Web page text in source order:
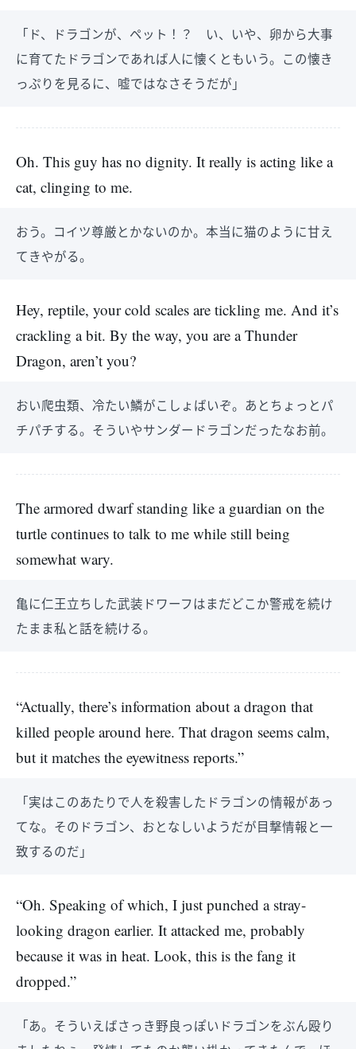
「ド、ドラゴンが、ペット！？ い、いや、卵から大事
に育てたドラゴンであれば人に懐くともいう。この懐き
っぷりを見るに、嘘ではなさそうだが」
Oh. This guy has no dignity. It really is acting like a
cat, clinging to me.
おう。コイツ尊厳とかないのか。本当に猫のように甘え
てきやがる。
Hey, reptile, your cold scales are tickling me. And it’s
crackling a bit. By the way, you are a Thunder
Dragon, aren’t you?
おい爬虫類、冷たい鱗がこしょばいぞ。あとちょっとパ
チパチする。そういやサンダードラゴンだったなお前。
The armored dwarf standing like a guardian on the
turtle continues to talk to me while still being
somewhat wary.
亀に仁王立ちした武装ドワーフはまだどこか警戒を続け
たまま私と話を続ける。
“Actually, there’s information about a dragon that
killed people around here. That dragon seems calm,
but it matches the eyewitness reports.”
「実はこのあたりで人を殺害したドラゴンの情報があっ
てな。そのドラゴン、おとなしいようだが目撃情報と一
致するのだ」
“Oh. Speaking of which, I just punched a stray-
looking dragon earlier. It attacked me, probably
because it was in heat. Look, this is the fang it
dropped.”
「あ。そういえばさっき野良っぽいドラゴンをぶん殴り